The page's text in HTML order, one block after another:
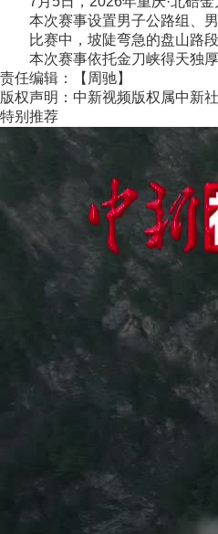
本次赛事设置男子公路组、男
比赛中，坡陡弯急的盘山路段
本次赛事依托金刀峡得天独厚
责任编辑：【周驰】
版权声明：中新视频版权属中新
特别推荐